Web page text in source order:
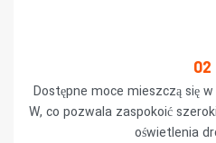
02
Dostępne moce mieszczą się
W, co pozwala zaspokoić
oświetlenia